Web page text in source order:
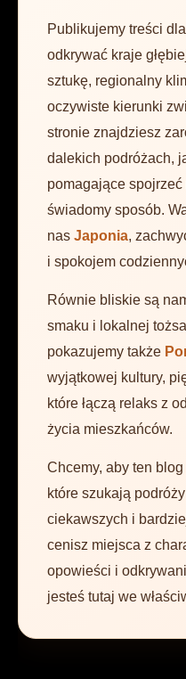
Publikujemy treści
odkrywać kraje
sztukę, regionalny
oczywiste kierunki
stronie znajdziesz
dalekich podróżach,
pomagające
świadomy sposób.
nas Japonia,
i spokojem
Równie bliskie są
smaku i lokalnej
pokazujemy także
wyjątkowej kultury,
które łączą relaks z
życia mieszkańców.
Chcemy, aby ten
które szukają
ciekawszych i
cenisz miejsca z
opowieści i
jesteś tutaj we